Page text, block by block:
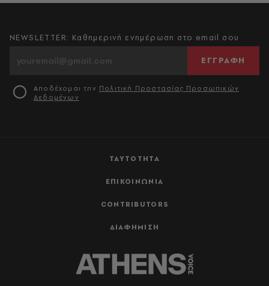
ΤΑΥΤΟΤΗΤΑ
ΕΠΙΚΟΙΝΩΝΙΑ
CONTRIBUTORS
ΔΙΑΦΗΜΙΣΗ
NEWSLETTER: Καθημερινή ενημέρωση στο email σου
ΕΓΓΡΑΦΗ
Αποδέχομαι την Πολιτική Προστασίας Προσωπικών
Δεδομένων